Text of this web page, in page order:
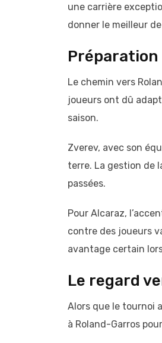
une carrière
donner le meilleur
Le chemin vers
joueurs ont dû
saison.
Zverev, avec son
terre. La gestion de
passées.
Pour Alcaraz,
contre des joueurs
avantage certain
Le regard
Alors que le tournoi
à Roland-Garros